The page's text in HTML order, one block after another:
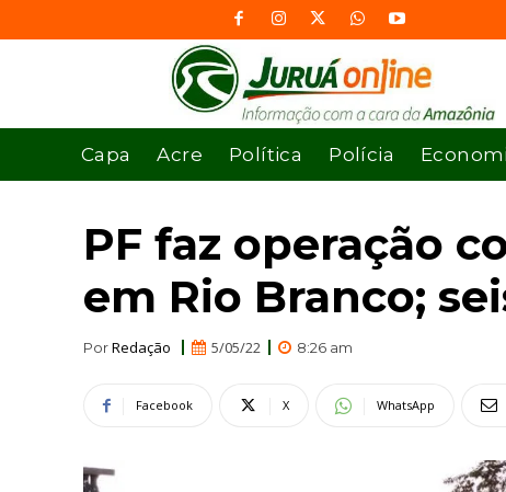
Capa Acre Política Polícia
PF faz operação
em Rio Branco;
PorRedação 5/05/22 8:26 am
Facebook X WhatsApp